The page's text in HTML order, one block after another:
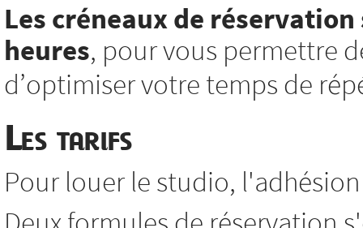
Les créneaux de
heures, pour vous permettre
d’optimiser votre temps de
Les tarifs
Pour louer le studio,